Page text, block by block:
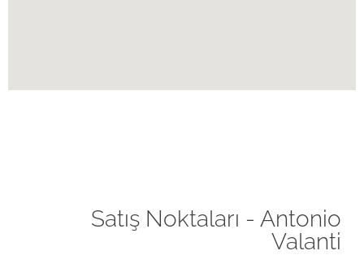
Satış Noktaları - Antonio
Valanti